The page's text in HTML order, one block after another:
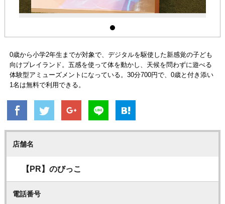
0歳から小学2年生までが対象で、デジタルを駆使した新感覚の子ども
向けプレイランド。五感を使って体を動かし、天候を問わずに遊べる
体験型アミューズメントになっている。30分700円で、0歳と付き添い
1名は無料で利用できる。
店舗名
【PR】のびっこ
電話番号